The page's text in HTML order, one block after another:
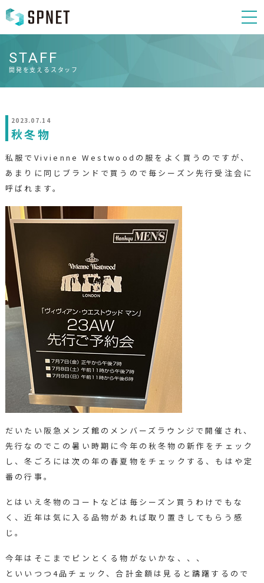
STAFF
開発を支えるスタッフ
2023.07.14
秋冬物
私服でVivienne Westwoodの服をよく買うのですが、
あまりに同じブランドで買うので毎シーズン先行受注会に
呼ばれます。
だいたい阪急メンズ館のメンバーズラウンジで開催され、
先行なのでこの暑い時期に今年の秋冬物の新作をチェック
し、冬ごろには次の年の春夏物をチェックする、もはや定
番の行事。
とはいえ冬物のコートなどは毎シーズン買うわけでもな
く、近年は気に入る品物があれば取り置きしてもらう感
じ。
今年はそこまでピンとくる物がないかな、、、
といいつつ4品チェック、合計金額は見ると躊躇するので